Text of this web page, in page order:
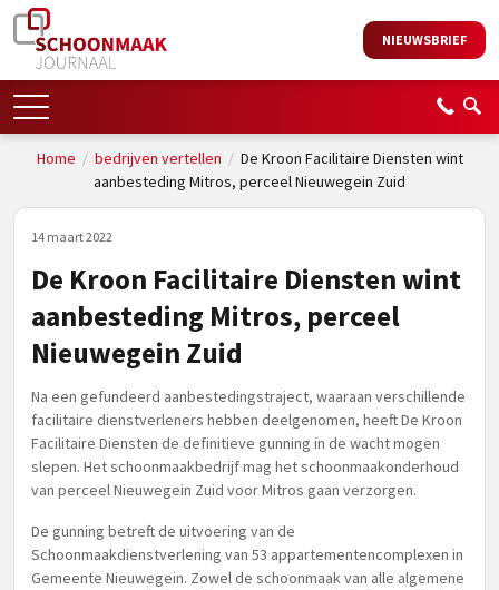
NIEUWSBRIEF
Home / bedrijven vertellen / De Kroon Facilitaire Diensten wint
aanbesteding Mitros, perceel Nieuwegein Zuid
14 maart 2022
De Kroon Facilitaire Diensten wint
aanbesteding Mitros, perceel
Nieuwegein Zuid
Na een gefundeerd aanbestedingstraject, waaraan verschillende
facilitaire dienstverleners hebben deelgenomen, heeft De Kroon
Facilitaire Diensten de definitieve gunning in de wacht mogen
slepen. Het schoonmaakbedrijf mag het schoonmaakonderhoud
van perceel Nieuwegein Zuid voor Mitros gaan verzorgen.
De gunning betreft de uitvoering van de
Schoonmaakdienstverlening van 53 appartementencomplexen in
Gemeente Nieuwegein. Zowel de schoonmaak van alle algemene